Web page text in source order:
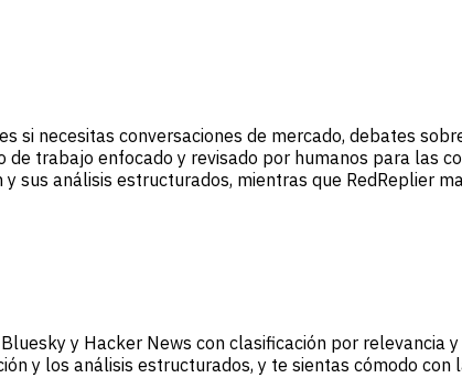
si necesitas conversaciones de mercado, debates
trabajo enfocado y revisado por humanos para las
sus análisis estructurados, mientras que RedReplier
y Hacker News con clasificación por relevancia
y los análisis estructurados, y te sientas cómodo